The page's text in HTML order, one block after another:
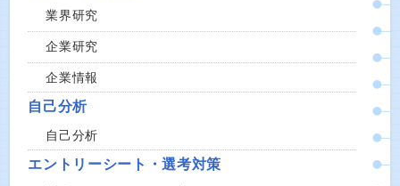
業界研究
企業研究
企業情報
自己分析
自己分析
エントリーシート・選考対策